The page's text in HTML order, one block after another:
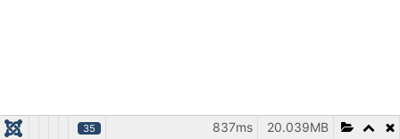
35 20.039MB
837ms